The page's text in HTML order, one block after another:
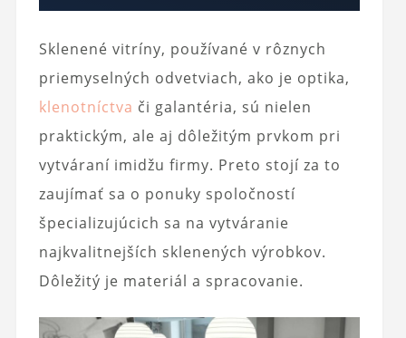
Sklenené vitríny, používané v rôznych
priemyselných odvetviach, ako je optika,
klenotníctva či galantéria, sú nielen
praktickým, ale aj dôležitým prvkom pri
vytváraní imidžu firmy. Preto stojí za to
zaujímať sa o ponuky spoločností
špecializujúcich sa na vytváranie
najkvalitnejších sklenených výrobkov.
Dôležitý je materiál a spracovanie.